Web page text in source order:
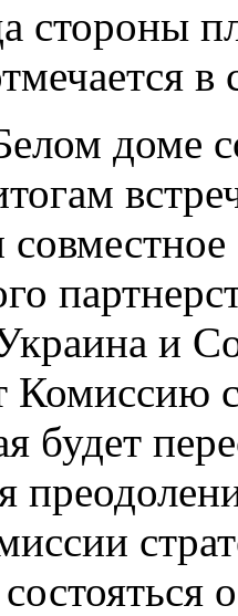
стороны
в
доме
и
будет